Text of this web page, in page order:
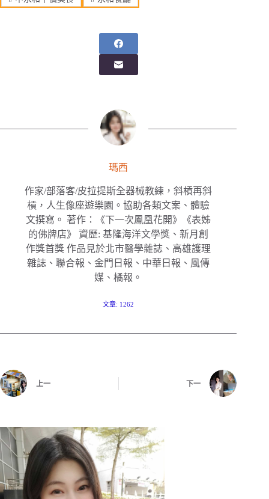
瑪西
作家/部落客/皮拉提斯全器械教練，斜槓再斜
槓，人生像座遊樂園。協助各類文案、體驗
文撰寫。 著作：《下一次鳳凰花開》《表姊
的佛牌店》 資歷: 基隆海洋文學獎、新月創
作獎首獎 作品見於北市醫學雜誌、高雄護理
雜誌、聯合報、金門日報、中華日報、風傳
媒、橘報。
文章: 1262
上一 下一